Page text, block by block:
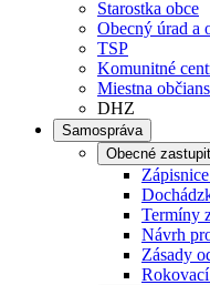
Starostka obce
Obecný úrad a
TSP
Komunitné
Miestna
DHZ
Samospráva
Obecné
Termíny
Návrh
Zásady